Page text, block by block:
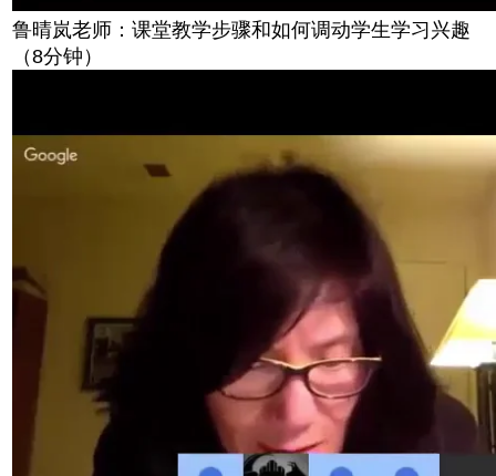
鲁晴岚老师：课堂教学步骤和如何调动学生学习兴趣
（8分钟）